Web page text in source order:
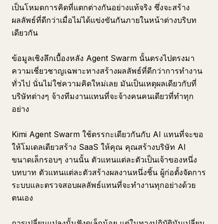
เป็นโหมดการคิดที่แตกต่างกันอย่างแท้จริง ซึ่งจะสร้าง
ผลลัพธ์ที่ดีกว่าเมื่อไม่ได้แข่งขันกันภายในหน้าต่างบริบท
เดียวกัน
ข้อมูลเชิงลึกเบื้องหลัง Agent Swarm นั้นตรงไปตรงมา
ความเชี่ยวชาญเฉพาะทางสร้างผลลัพธ์ที่ดีกว่าการทำงาน
ทั่วไป นั่นไม่ใช่ความคิดใหม่เลย มันเป็นเหตุผลเดียวกับที่
บริษัทต่างๆ จ้างทีมงานแทนที่จะจ้างคนคนเดียวที่ทำทุก
อย่าง
Kimi Agent Swarm ใช้ตรรกะเดียวกันกับ AI แทนที่จะขอ
ให้โมเดลเดียวสร้าง SaaS ให้คุณ คุณสร้างบริษัท AI
ขนาดเล็กรอบๆ งานนั้น ตัวแทนแต่ละตัวเป็นเจ้าของหนึ่ง
บทบาท ตัวแทนแต่ละตัวสร้างผลงานหนึ่งชิ้น ผู้ก่อตั้งจัดการ
ระบบและตรวจสอบผลลัพธ์แทนที่จะทำงานทุกอย่างด้วย
ตนเอง